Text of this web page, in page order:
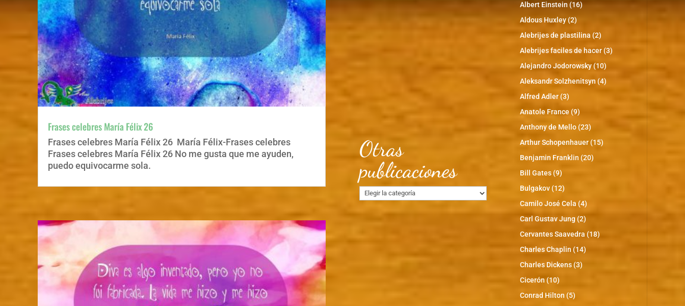
Frases celebres María Félix 26
Frases celebres María Félix 26 María Félix-Frases celebres
Frases celebres María Félix 26 No me gusta que me ayuden,
puedo equivocarme sola.
Otras
publicaciones
Otras
publicaciones
Albert Einstein (16)
Aldous Huxley(2)
Alebrijes de plastilina (2)
Alebrijes faciles de hacer (3)
Alejandro Jodorowsky(10)
Aleksandr Solzhenitsyn (4)
Alfred Adler(3)
Anatole France (9)
Anthony de Mello(23)
Arthur Schopenhauer(15)
Benjamin Franklin (20)
Bill Gates(9)
Bulgakov(12)
Camilo José Cela (4)
Carl Gustav Jung(2)
Cervantes Saavedra (18)
Charles Chaplin (14)
Charles Dickens(3)
Cicerón (10)
Conrad Hilton (5)